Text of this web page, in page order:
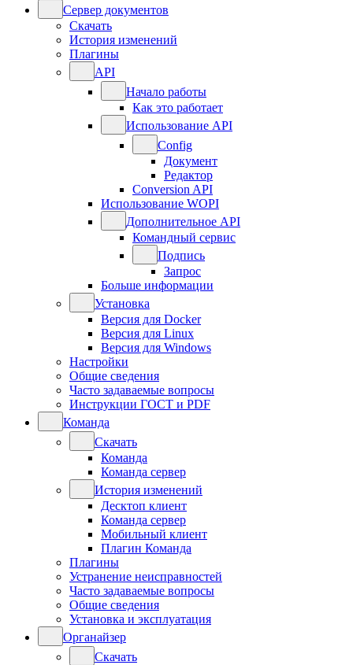
Сервер документов
Скачать
История изменений
Плагины
API
Начало работы
Как это работает
Использование API
Config
Документ
Редактор
Conversion API
Использование WOPI
Дополнительное API
Командный сервис
Подпись
Запрос
Больше информации
Установка
Версия для Docker
Версия для Linux
Версия для Windows
Настройки
Общие сведения
Часто задаваемые вопросы
Инструкции ГОСТ и PDF
Команда
Скачать
Команда
Команда сервер
История изменений
Десктоп клиент
Команда сервер
Мобильный клиент
Плагин Команда
Плагины
Устранение неисправностей
Часто задаваемые вопросы
Общие сведения
Установка и эксплуатация
Органайзер
Скачать